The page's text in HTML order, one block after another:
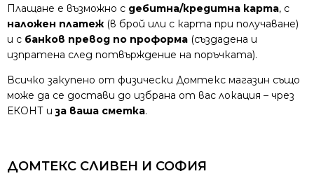
Плащане е възможно с дебитна/кредитна карта, с
наложен платеж (в брой или с карта при получаване)
и с банков превод по проформа (създадена и
изпратена след потвърждение на поръчката).
Всичко закупено от физически Домтекс магазин също
може да се достави до избрана от вас локация – чрез
ЕКОНТ иза ваша сметка.
ДОМТЕКС СЛИВЕН И СОФИЯ